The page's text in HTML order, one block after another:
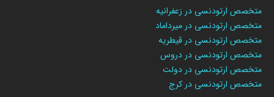
متخصص ارتودنسی در زعفرانیه
متخصص ارتودنسی در میرداماد
متخصص ارتودنسی در قیطریه
متخصص ارتودنسی در دروس
متخصص ارتودنسی در دولت
متخصص ارتودنسی در کرج